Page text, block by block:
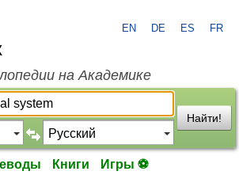
EN DE ES FR
на Академике
Найти!
Книги Игры ⚽